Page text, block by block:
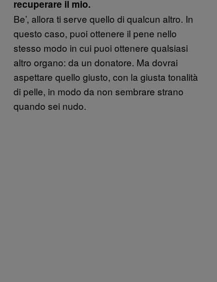
recuperare il mio.
Be’, allora ti serve quello di qualcun altro. In
questo caso, puoi ottenere il pene nello
stesso modo in cui puoi ottenere qualsiasi
altro organo: da un donatore. Ma dovrai
aspettare quello giusto, con la giusta tonalità
di pelle, in modo da non sembrare strano
quando sei nudo.